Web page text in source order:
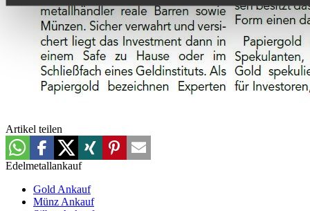
Artikel teilen
Edelmetallankauf
Gold Ankauf
Münz Ankauf